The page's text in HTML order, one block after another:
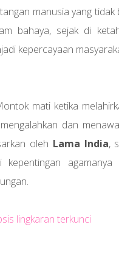
manusia yang
bahaya, sejak di
kepercayaan
mati ketika
dan
oleh Lama India,
kepentingan